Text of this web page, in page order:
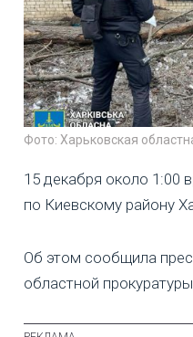
Фото: Харьковская
15 декабря около 1:00
по Киевскому району
Об этом сообщила
областной